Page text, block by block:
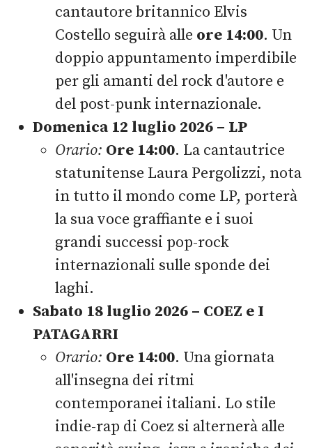
cantautore britannico Elvis
Costello seguirà alle ore 14:00. Un
doppio appuntamento imperdibile
per gli amanti del rock d'autore e
del post-punk internazionale.
Domenica 12 luglio 2026 – LP
Orario: Ore 14:00. La cantautrice
statunitense Laura Pergolizzi, nota
in tutto il mondo come LP, porterà
la sua voce graffiante e i suoi
grandi successi pop-rock
internazionali sulle sponde dei
laghi.
Sabato 18 luglio 2026 – COEZ e I
PATAGARRI
Orario: Ore 14:00. Una giornata
all'insegna dei ritmi
contemporanei italiani. Lo stile
indie-rap di Coez si alternerà alle